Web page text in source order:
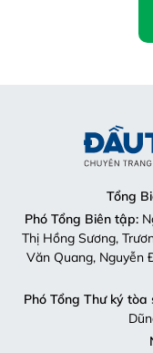
Tổng
Phó Tổng Biên tập:
Thị Hồng Sương,
Văn Quang, Nguyễn
Phó Tổng Thư ký tòa